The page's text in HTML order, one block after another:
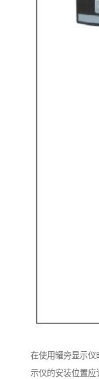
在使用罐旁显示仪
示仪的安装位置应